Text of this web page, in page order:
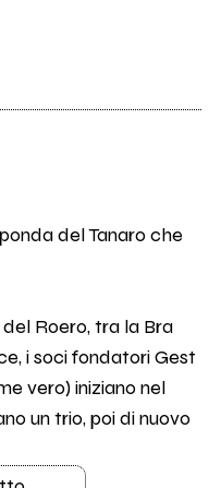
del Tanaro che
Roero, tra la Bra
i soci fondatori Gest
vero) iniziano nel
un trio, poi di nuovo